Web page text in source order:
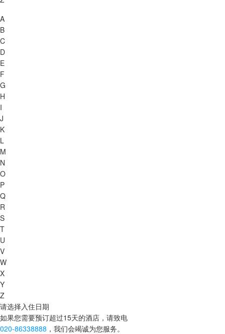
A
B
C
D
E
F
G
H
I
J
K
L
M
N
O
P
Q
R
S
T
U
V
W
X
Y
Z
请选择入住日期
如果您需要预订超过15天的酒店，请致电
020-86338888 ，我们会竭诚为您服务。